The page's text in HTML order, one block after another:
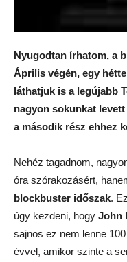
Nyugodtan írhatom, a
Április végén, egy
láthatjuk is a legújabb
nagyon sokunkat
a második rész ehhez
Nehéz tagadnom,
óra szórakozásért,
blockbuster időszak.
úgy kezdeni, hogy John
sajnos ez nem lenne
évvel, amikor szinte a